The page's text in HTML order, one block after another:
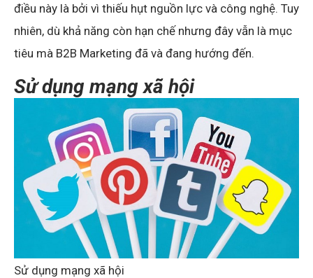
điều này là bởi vì thiếu hụt nguồn lực và công nghệ. Tuy
nhiên, dù khả năng còn hạn chế nhưng đây vẫn là mục
tiêu mà B2B Marketing đã và đang hướng đến.
Sử dụng mạng xã hội
Sử dụng mạng xã hội